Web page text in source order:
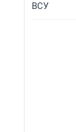
ВСУ